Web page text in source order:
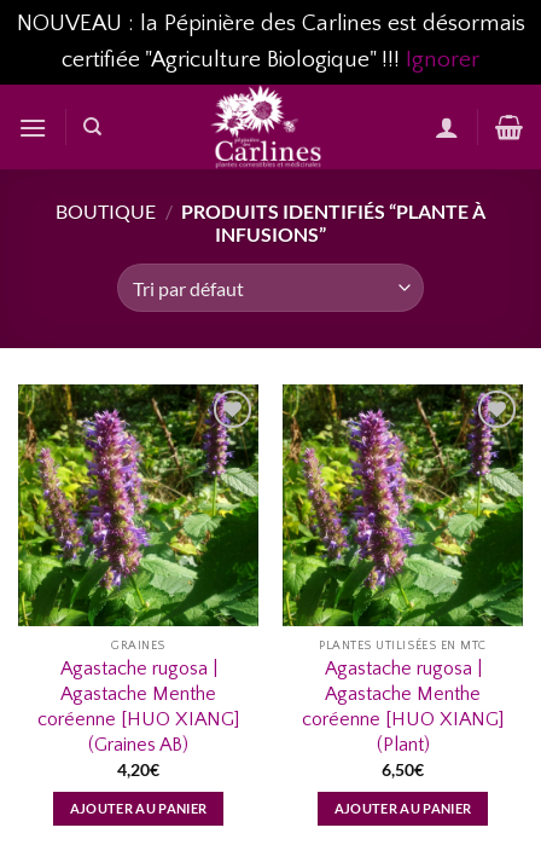
NOUVEAU : la Pépinière des Carlines est désormais
certifiée "Agriculture Biologique" !!! Ignorer
BOUTIQUE / PRODUITS IDENTIFIÉS “PLANTE À
INFUSIONS”
AJOUTER
À MA
LISTE
D’ENVIES...
GRAINES
Agastache rugosa |
Agastache Menthe
coréenne [HUO XIANG]
(Graines AB)
4,20€
AJOUTER AU PANIER
AJOUTER
À MA
LISTE
D’ENVIES...
PLANTES UTILISÉES EN MTC
Agastache rugosa |
Agastache Menthe
coréenne [HUO XIANG]
(Plant)
6,50€
AJOUTER AU PANIER